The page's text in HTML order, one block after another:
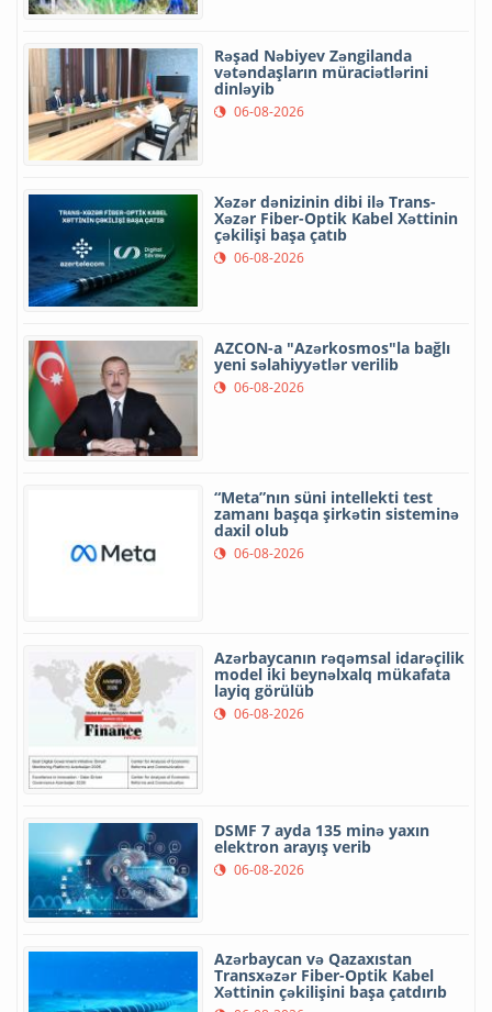
Rəşad Nəbiyev Zəngilanda
vətəndaşların müraciətlərini
dinləyib
06-08-2026
Xəzər dənizinin dibi ilə Trans-
Xəzər Fiber-Optik Kabel Xəttinin
çəkilişi başa çatıb
06-08-2026
AZCON-a "Azərkosmos"la bağlı
yeni səlahiyyətlər verilib
06-08-2026
“Meta”nın süni intellekti test
zamanı başqa şirkətin sisteminə
daxil olub
06-08-2026
Azərbaycanın rəqəmsal idarəçilik
model iki beynəlxalq mükafata
layiq görülüb
06-08-2026
DSMF 7 ayda 135 minə yaxın
elektron arayış verib
06-08-2026
Azərbaycan və Qazaxıstan
Transxəzər Fiber-Optik Kabel
Xəttinin çəkilişini başa çatdırıb